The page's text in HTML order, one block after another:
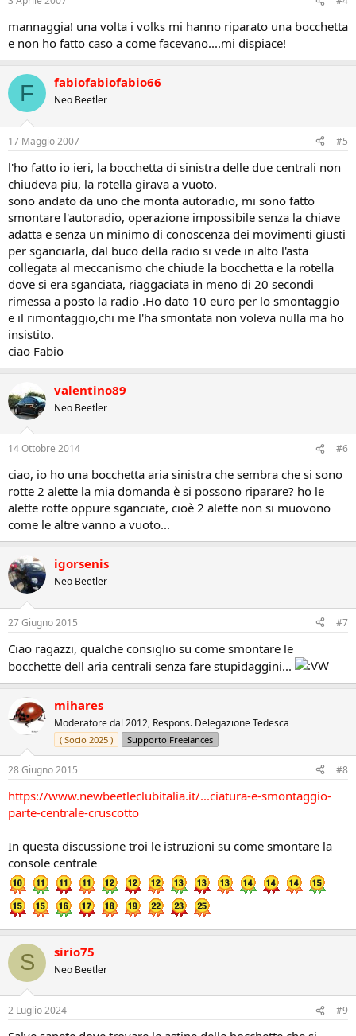
mannaggia! una volta i volks mi hanno riparato una bocchetta
e non ho fatto caso a come facevano....mi dispiace!
F fabiofabiofabio66
Neo Beetler
17 Maggio 2007 #5
l'ho fatto io ieri, la bocchetta di sinistra delle due centrali non
chiudeva piu, la rotella girava a vuoto.
sono andato da uno che monta autoradio, mi sono fatto
smontare l'autoradio, operazione impossibile senza la chiave
adatta e senza un minimo di conoscenza dei movimenti giusti
per sganciarla, dal buco della radio si vede in alto l'asta
collegata al meccanismo che chiude la bocchetta e la rotella
dove si era sganciata, riaggaciata in meno di 20 secondi
rimessa a posto la radio .Ho dato 10 euro per lo smontaggio
e il rimontaggio,chi me l'ha smontata non voleva nulla ma ho
insistito.
ciao Fabio
valentino89
Neo Beetler
14 Ottobre 2014 #6
ciao, io ho una bocchetta aria sinistra che sembra che si sono
rotte 2 alette la mia domanda è si possono riparare? ho le
alette rotte oppure sganciate, cioè 2 alette non si muovono
come le altre vanno a vuoto...
igorsenis
Neo Beetler
27 Giugno 2015 #7
Ciao ragazzi, qualche consiglio su come smontare le
bocchette dell aria centrali senza fare stupidaggini...
mihares
Moderatore dal 2012, Respons. Delegazione Tedesca
( Socio 2025 ) Supporto Freelances
28 Giugno 2015 #8
https://www.newbeetleclubitalia.it/...ciatura-e-smontaggio-
parte-centrale-cruscotto
In questa discussione troi le istruzioni su come smontare la
console centrale
S sirio75
Neo Beetler
2 Luglio 2024 #9